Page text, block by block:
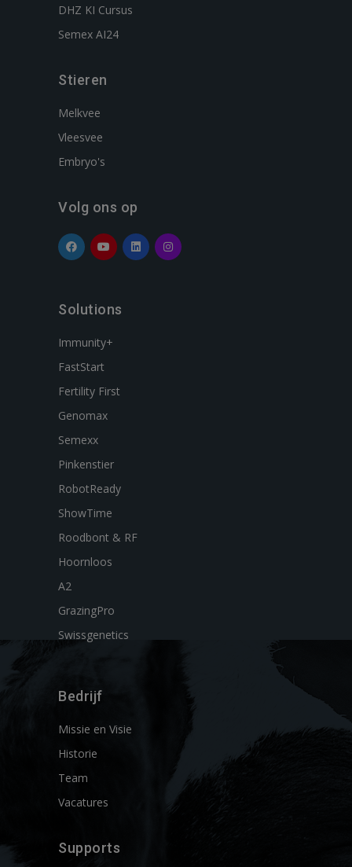
DHZ KI Cursus
Semex AI24
Stieren
Melkvee
Vleesvee
Embryo's
Volg ons op
Solutions
Immunity+
FastStart
Fertility First
Genomax
Semexx
Pinkenstier
RobotReady
ShowTime
Roodbont & RF
Hoornloos
A2
GrazingPro
Swissgenetics
Bedrijf
Missie en Visie
Historie
Team
Vacatures
Supports